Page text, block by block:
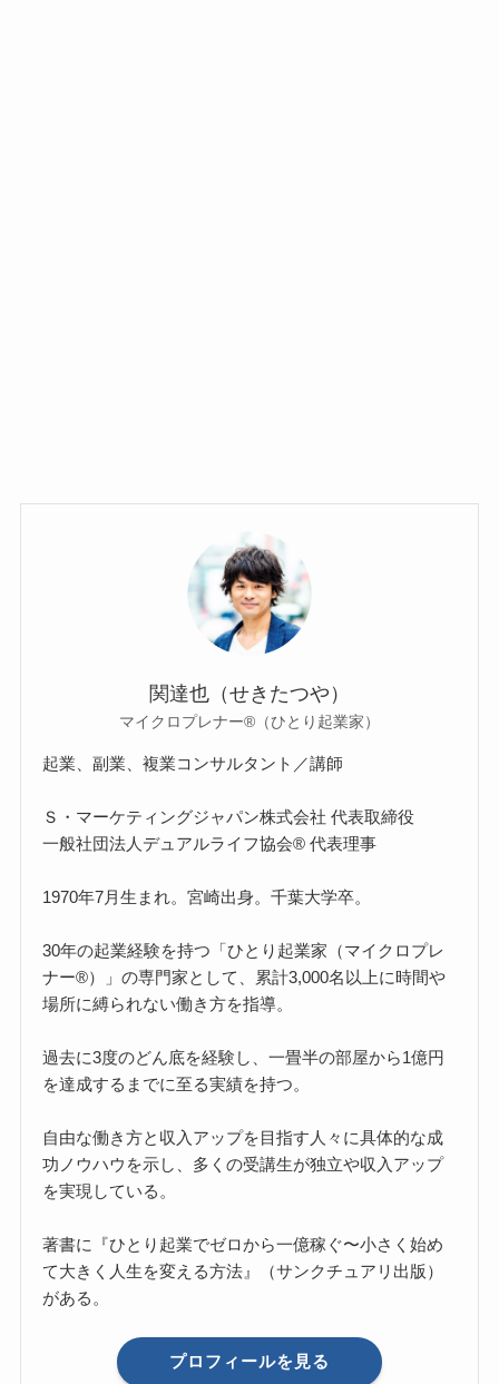
関達也（せきたつや）
マイクロプレナー®（ひとり起業家）
起業、副業、複業コンサルタント／講師
Ｓ・マーケティングジャパン株式会社 代表取締役
一般社団法人デュアルライフ協会® 代表理事
1970年7月生まれ。宮崎出身。千葉大学卒。
30年の起業経験を持つ「ひとり起業家（マイクロプレ
ナー®）」の専門家として、累計3,000名以上に時間や
場所に縛られない働き方を指導。
過去に3度のどん底を経験し、一畳半の部屋から1億円
を達成するまでに至る実績を持つ。
自由な働き方と収入アップを目指す人々に具体的な成
功ノウハウを示し、多くの受講生が独立や収入アップ
を実現している。
著書に『ひとり起業でゼロから一億稼ぐ〜小さく始め
て大きく人生を変える方法』（サンクチュアリ出版）
がある。
プロフィールを見る